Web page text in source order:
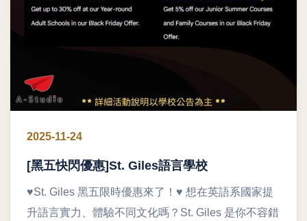
2025-11-24
[黑五快閃優惠]St. Giles語言學校
♥St. Giles 黑五限時優惠來了！♥ 想在英語系國家提
升語言實力、體驗不同文化嗎？St. Giles 是你不容錯